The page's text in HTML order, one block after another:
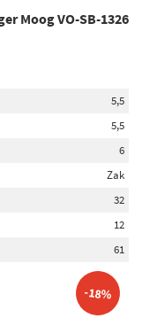
Moog VO-SB-1326
5,5
5,5
6
Zak
32
12
61
-18%